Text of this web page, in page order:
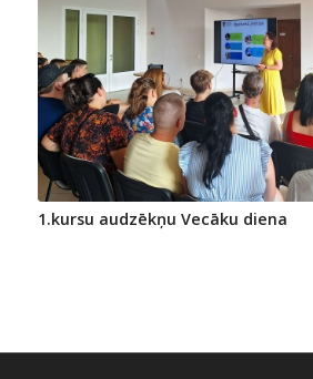
1.kursu audzēkņu Vecāku diena